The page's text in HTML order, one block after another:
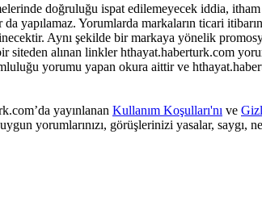
doğruluğu ispat edilemeyecek iddia, itham
yapılamaz. Yorumlarda markaların ticari
Aynı şekilde bir markaya yönelik
alınan linkler hthayat.haberturk.com
yorumu yapan okura aittir ve
yayınlanan Kullanım Koşulları'nı ve
yorumlarınızı, görüşlerinizi yasalar, saygı,